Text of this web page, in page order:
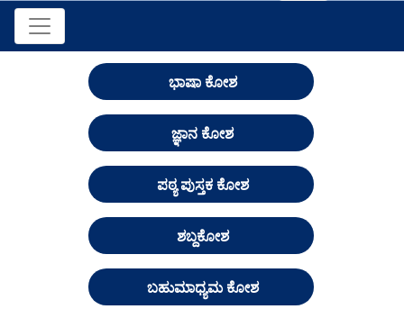
ಭಾಷಾ ಕೋಶ
ಜ್ಞಾನ ಕೋಶ
ಪಠ್ಯ ಪುಸ್ತಕ ಕೋಶ
ಶಬ್ದಕೋಶ
ಬಹುಮಾಧ್ಯಮ ಕೋಶ